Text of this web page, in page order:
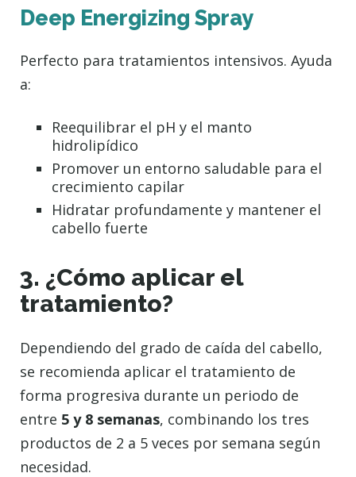
Deep Energizing Spray
Perfecto para tratamientos intensivos. Ayuda
a:
Reequilibrar el pH y el manto
hidrolipídico
Promover un entorno saludable para el
crecimiento capilar
Hidratar profundamente y mantener el
cabello fuerte
3. ¿Cómo aplicar el
tratamiento?
Dependiendo del grado de caída del cabello,
se recomienda aplicar el tratamiento de
forma progresiva durante un periodo de
entre 5 y 8 semanas, combinando los tres
productos de 2 a 5 veces por semana según
necesidad.